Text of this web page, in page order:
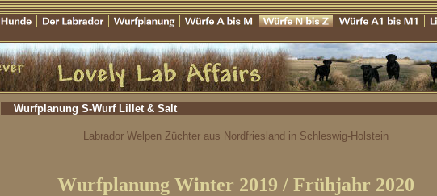
Wurfplanung S-Wurf Lillet & Salt
Labrador Welpen Züchter aus Nordfriesland in Schleswig-Holstein
Wurfplanung Winter 2019 / Frühjahr 2020